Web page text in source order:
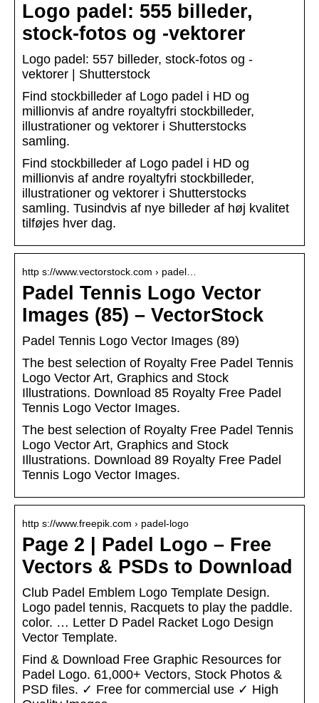
Logo padel: 555 billeder,
stock-fotos og -vektorer
Logo padel: 557 billeder, stock-fotos og -
vektorer | Shutterstock
Find stockbilleder af Logo padel i HD og
millionvis af andre royaltyfri stockbilleder,
illustrationer og vektorer i Shutterstocks
samling.
Find stockbilleder af Logo padel i HD og
millionvis af andre royaltyfri stockbilleder,
illustrationer og vektorer i Shutterstocks
samling. Tusindvis af nye billeder af høj kvalitet
tilføjes hver dag.
http s://www.vectorstock.com › padel…
Padel Tennis Logo Vector
Images (85) – VectorStock
Padel Tennis Logo Vector Images (89)
The best selection of Royalty Free Padel Tennis
Logo Vector Art, Graphics and Stock
Illustrations. Download 85 Royalty Free Padel
Tennis Logo Vector Images.
The best selection of Royalty Free Padel Tennis
Logo Vector Art, Graphics and Stock
Illustrations. Download 89 Royalty Free Padel
Tennis Logo Vector Images.
http s://www.freepik.com › padel-logo
Page 2 | Padel Logo – Free
Vectors & PSDs to Download
Club Padel Emblem Logo Template Design.
Logo padel tennis, Racquets to play the paddle.
color. … Letter D Padel Racket Logo Design
Vector Template.
Find & Download Free Graphic Resources for
Padel Logo. 61,000+ Vectors, Stock Photos &
PSD files. ✓ Free for commercial use ✓ High